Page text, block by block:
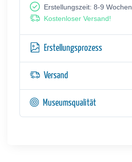
Erstellungszeit: 8-9 Wochen
Kostenloser Versand!
Erstellungsprozess
Versand
Museumsqualität